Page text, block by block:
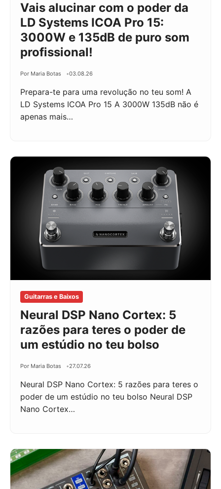
Vais alucinar com o poder da
LD Systems ICOA Pro 15:
3000W e 135dB de puro som
profissional!
Por Maria Botas 03.08.26
Prepara-te para uma revolução no teu som! A
LD Systems ICOA Pro 15 A 3000W 135dB não é
apenas mais…
Guitarras e Baixos
Neural DSP Nano Cortex: 5
razões para teres o poder de
um estúdio no teu bolso
Por Maria Botas 27.07.26
Neural DSP Nano Cortex: 5 razões para teres o
poder de um estúdio no teu bolso Neural DSP
Nano Cortex…